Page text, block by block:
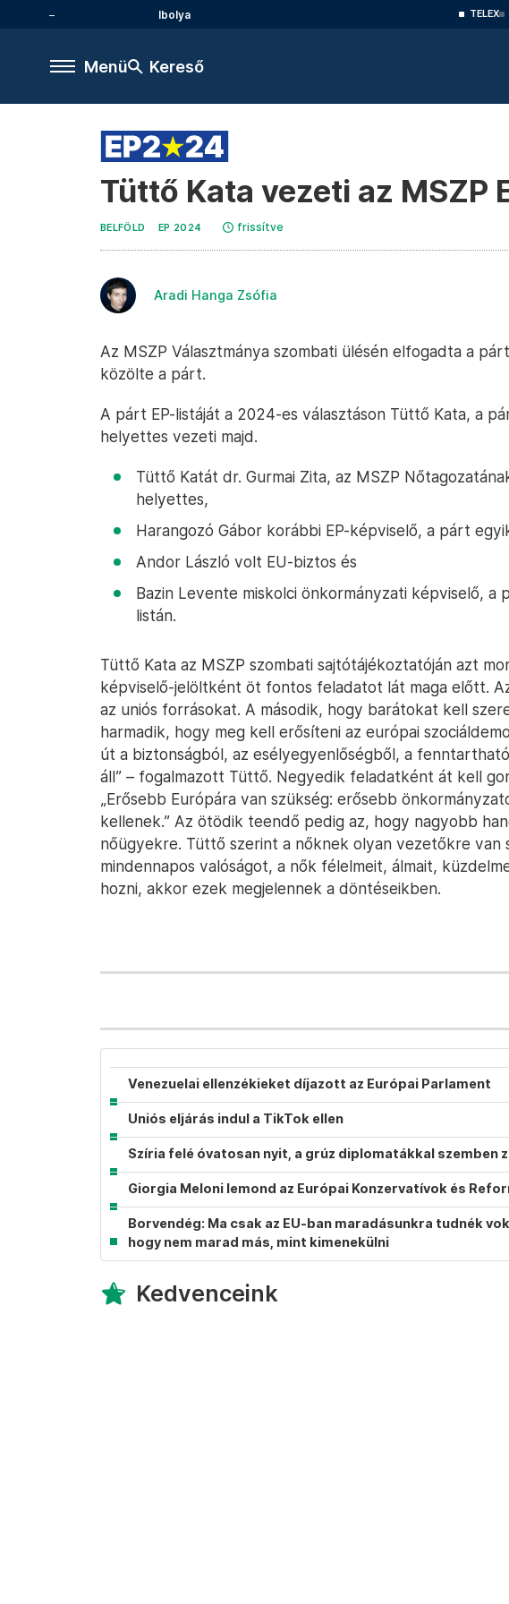
Ibolya TELEX
Menü Kereső
Tüttő Kata vezeti az MSZP
BELFÖLD EP 2024 frissítve
Aradi Hanga Zsófia
Az MSZP Választmánya szombati ülésén elfogadta a
közölte a párt.
A párt EP-listáját a 2024-es választáson Tüttő Kata, a
helyettes vezeti majd.
Tüttő Katát dr. Gurmai Zita, az MSZP
helyettes,
Harangozó Gábor korábbi EP-képviselő, a párt
Andor László volt EU-biztos és
Bazin Levente miskolci önkormányzati képviselő, a
listán.
Tüttő Kata az MSZP szombati sajtótájékoztatóján azt
képviselő-jelöltként öt fontos feladatot lát maga előtt.
az uniós forrásokat. A második, hogy barátokat kell
harmadik, hogy meg kell erősíteni az európai
út a biztonságból, az esélyegyenlőségből, a
áll” – fogalmazott Tüttő. Negyedik feladatként át kell
„Erősebb Európára van szükség: erősebb
kellenek.” Az ötödik teendő pedig az, hogy nagyobb
nőügyekre. Tüttő szerint a nőknek olyan vezetőkre van
mindennapos valóságot, a nők félelmeit, álmait,
hozni, akkor ezek megjelennek a döntéseikben.
Venezuelai ellenzékieket díjazott az Európai Parlament
Uniós eljárás indul a TikTok ellen
Szíria felé óvatosan nyit, a grúz diplomatákkal szemben
Giorgia Meloni lemond az Európai Konzervatívok és
Borvendég: Ma csak az EU-ban maradásunkra tudnék
hogy nem marad más, mint kimenekülni
Kedvenceink